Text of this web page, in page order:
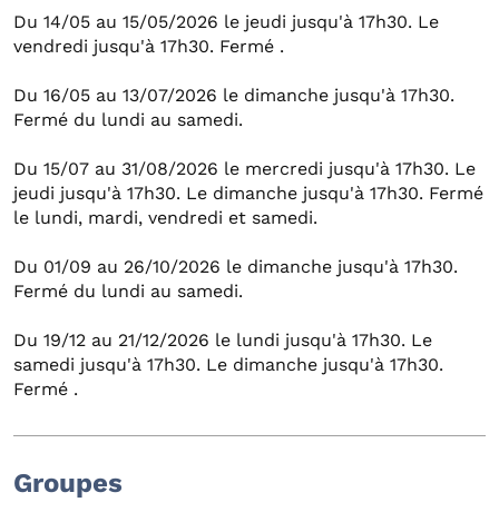
Du 14/05 au 15/05/2026 le jeudi jusqu'à 17h30. Le
vendredi jusqu'à 17h30. Fermé .
Du 16/05 au 13/07/2026 le dimanche jusqu'à 17h30.
Fermé du lundi au samedi.
Du 15/07 au 31/08/2026 le mercredi jusqu'à 17h30. Le
jeudi jusqu'à 17h30. Le dimanche jusqu'à 17h30. Fermé
le lundi, mardi, vendredi et samedi.
Du 01/09 au 26/10/2026 le dimanche jusqu'à 17h30.
Fermé du lundi au samedi.
Du 19/12 au 21/12/2026 le lundi jusqu'à 17h30. Le
samedi jusqu'à 17h30. Le dimanche jusqu'à 17h30.
Fermé .
Groupes